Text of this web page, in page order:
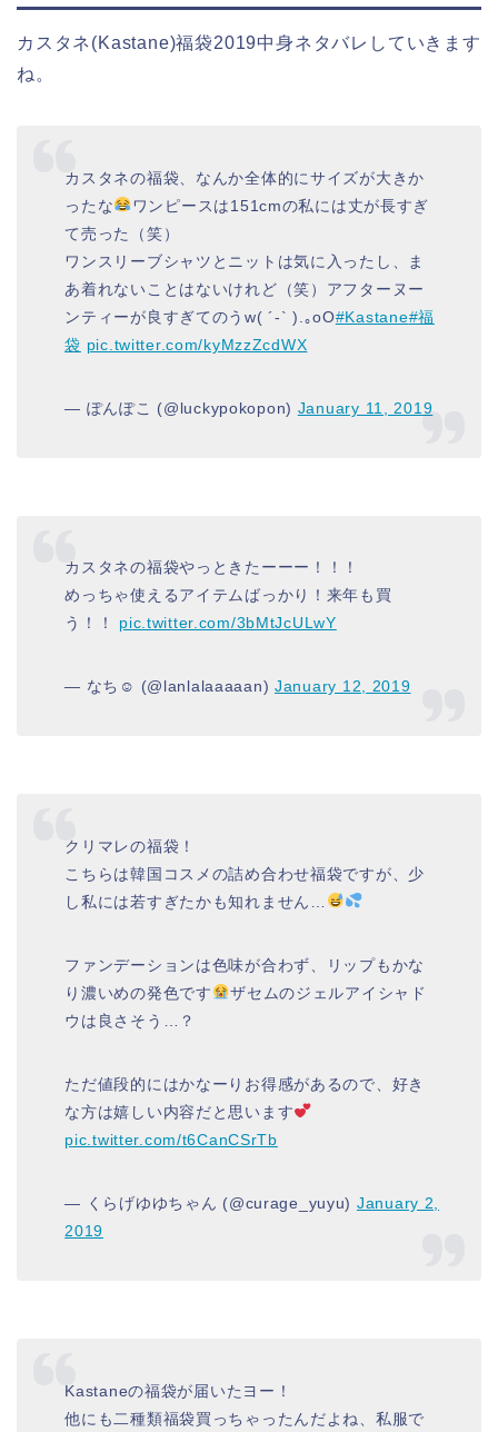
カスタネ(Kastane)福袋2019中身ネタバレしていきます
ね。
カスタネの福袋、なんか全体的にサイズが大きか
ったな
ワンピースは151cmの私には丈が長すぎ
て売った（笑）
ワンスリーブシャツとニットは気に入ったし、ま
あ着れないことはないけれど（笑）アフターヌー
ンティーが良すぎてのうw( ´-` ).｡oO#Kastane#福
袋 pic.twitter.com/kyMzzZcdWX
— ぽんぽこ (@luckypokopon) January 11, 2019
カスタネの福袋やっときたーーー！！！
めっちゃ使えるアイテムばっかり！来年も買
う！！ pic.twitter.com/3bMtJcULwY
— なち☺︎ (@lanlalaaaaan)January 12, 2019
クリマレの福袋！
こちらは韓国コスメの詰め合わせ福袋ですが、少
し私には若すぎたかも知れません…
ファンデーションは色味が合わず、リップもかな
り濃いめの発色です
ザセムのジェルアイシャド
ウは良さそう…？
ただ値段的にはかなーりお得感があるので、好き
な方は嬉しい内容だと思います
pic.twitter.com/t6CanCSrTb
— くらげゆゆちゃん (@curage_yuyu) January 2,
2019
Kastaneの福袋が届いたヨー！
他にも二種類福袋買っちゃったんだよね、私服で